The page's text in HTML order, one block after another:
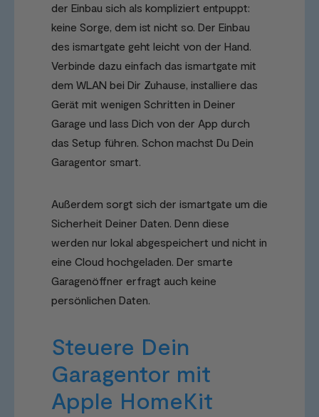
der Einbau sich als kompliziert entpuppt:
keine Sorge, dem ist nicht so. Der Einbau
des ismartgate geht leicht von der Hand.
Verbinde dazu einfach das ismartgate mit
dem WLAN bei Dir Zuhause, installiere das
Gerät mit wenigen Schritten in Deiner
Garage und lass Dich von der App durch
das Setup führen. Schon machst Du Dein
Garagentor smart.
Außerdem sorgt sich der ismartgate um die
Sicherheit Deiner Daten. Denn diese
werden nur lokal abgespeichert und nicht in
eine Cloud hochgeladen. Der smarte
Garagenöffner erfragt auch keine
persönlichen Daten.
Steuere Dein
Garagentor mit
Apple HomeKit